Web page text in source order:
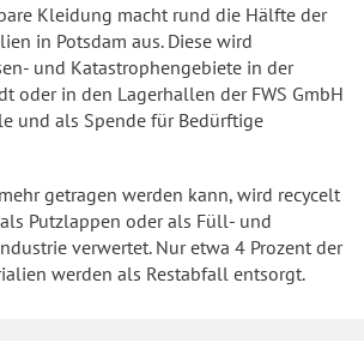
Kleidung macht rund die Hälfte der
in Potsdam aus. Diese wird
und Katastrophengebiete in der
oder in den Lagerhallen der FWS GmbH
und als Spende für Bedürftige
getragen werden kann, wird recycelt
Putzlappen oder als Füll- und
verwertet. Nur etwa 4 Prozent der
werden als Restabfall entsorgt.